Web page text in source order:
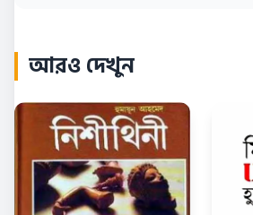
আরও দেখুন